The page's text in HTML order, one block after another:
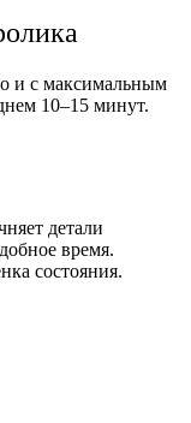
и с максимальным
10–15 минут.
детали
время.
состояния.